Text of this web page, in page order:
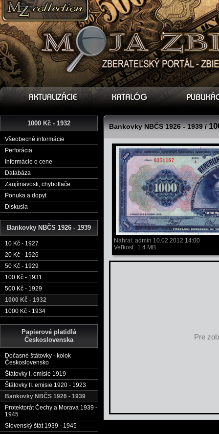
1000 Kč - 1932
Všeobecné informácie
Perforácia
Informácie o cene
Databáza
Zaujímavosti, chybotlače
Ponuka a dopyt
Diskusia
Bankovky NBČS 1926 - 1939
10 Kč - 1927
20 Kč - 1926
50 Kč - 1929
100 Kč - 1931
500 Kč - 1929
1000 Kč - 1932
1000 Kč - 1934
Papierové platidlá
Československa
Dočasné štátovky - kolok
Československo
Štátovky I. emisie 1919
Štátovky II. emisie 1920 - 1923
Bankovky NBČS 1926 - 1939
Protektorát Čechy a Morava 1939 -
1945
Slovenský štát 1939 - 1945
Bankovky NBČS 1926 - 1939 /
Nahral: admin 10.02.2012 14:00
Veľkosť: 1.4 MB
Pre